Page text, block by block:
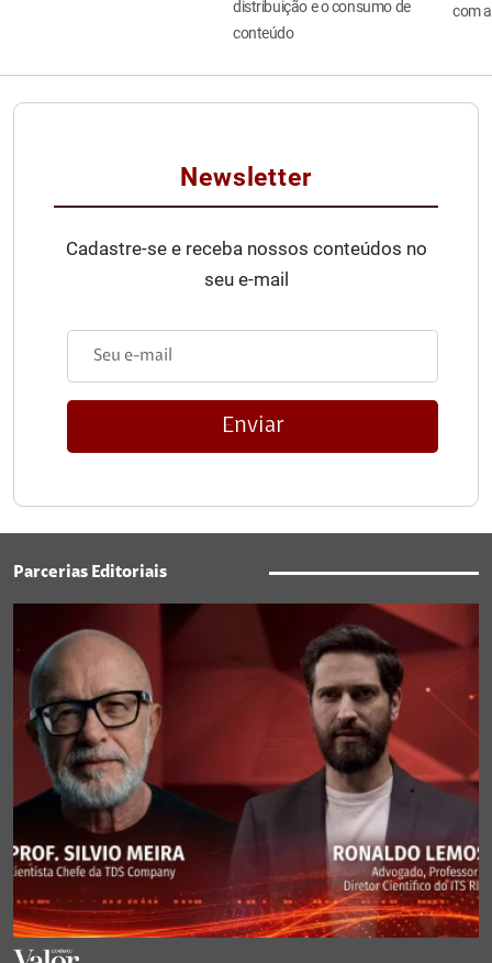
distribuição e o consumo de
conteúdo
com
Newsletter
Cadastre-se e receba nossos conteúdos no
seu e-mail
Enviar
Parcerias Editoriais